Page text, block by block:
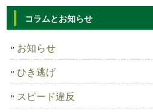
コラムとお知らせ
お知らせ
ひき逃げ
スピード違反